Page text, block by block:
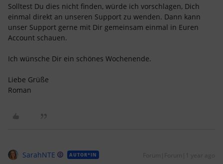
Solltest Du dies nicht finden, würde ich vorschlagen, Dich
einmal direkt an unseren Support zu wenden. Dann kann
unser Support gerne mit Dir gemeinsam einmal in Euren
Account schauen.
Ich wünsche Dir ein schönes Wochenende.
Liebe Grüße
Roman
SarahNTE AUTOR*IN Forum|Forum|1 year ago